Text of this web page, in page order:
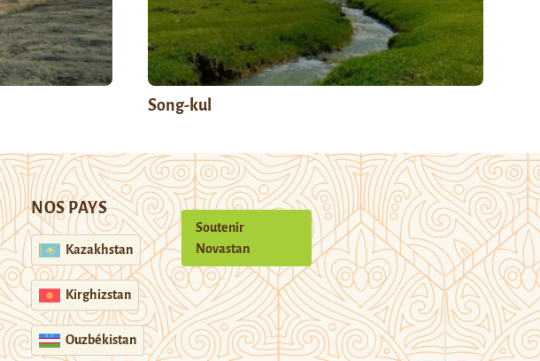
Song-kul
NOS PAYS
Kazakhstan
Kirghizstan
Ouzbékistan
Soutenir
Novastan